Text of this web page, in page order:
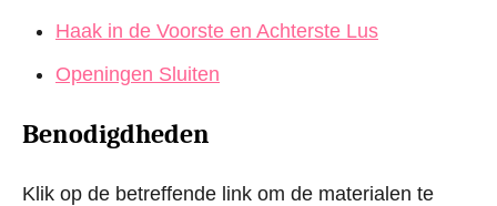
Haak in de Voorste en Achterste Lus
Openingen Sluiten
Benodigdheden
Klik op de betreffende link om de materialen te